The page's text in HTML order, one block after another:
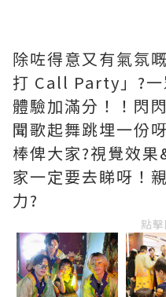
除咗得意又有氣氛
打 Call Party」?
體驗加滿分！！閃
聞歌起舞跳埋一份
棒俾大家?視覺效
家一定要去睇呀！
力?
點